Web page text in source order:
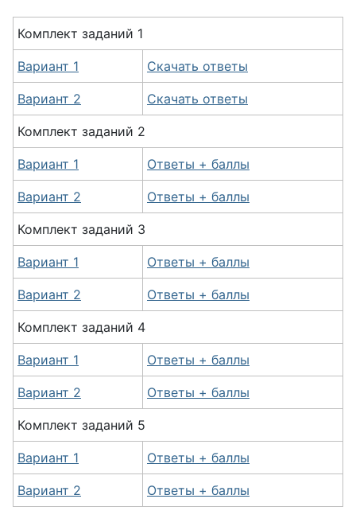
Комплект заданий 1
Вариант 1 Скачать ответы
Вариант 2 Скачать ответы
Комплект заданий 2
Вариант 1 Ответы + баллы
Вариант 2 Ответы + баллы
Комплект заданий 3
Вариант 1 Ответы + баллы
Вариант 2 Ответы + баллы
Комплект заданий 4
Вариант 1 Ответы + баллы
Вариант 2 Ответы + баллы
Комплект заданий 5
Вариант 1 Ответы + баллы
Вариант 2 Ответы + баллы